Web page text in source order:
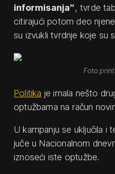
informisanja”, tvrde
citirajući potom deo
su izvukli tvrdnje koje su
Politika je imala nešto
optužbama na račun
U kampanju se uključila i
juče u Nacionalnom
iznoseći iste optužbe.